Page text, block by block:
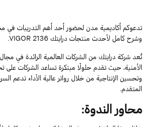
تدعوكم أكاديمية مدن لحضور أحد أهم التدريبات في
وشرح كامللأحدثمنتجات درايتكVIGOR 2136
.
تُعد شركة درايتك من الشركات العالمية الرائدة في
الأمنية، حيث تقدم حلولًا مبتكرة تساعد الشركات على
وتحسينالإنتاجية من خلالرواترعالية الأداء تدعم
المتقدم.
محاورالندوة: